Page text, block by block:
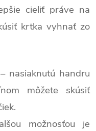
cieliť práve na
krtka vyhnať zo
– nasiaknutú handru
môžete skúsiť
možnosťou je